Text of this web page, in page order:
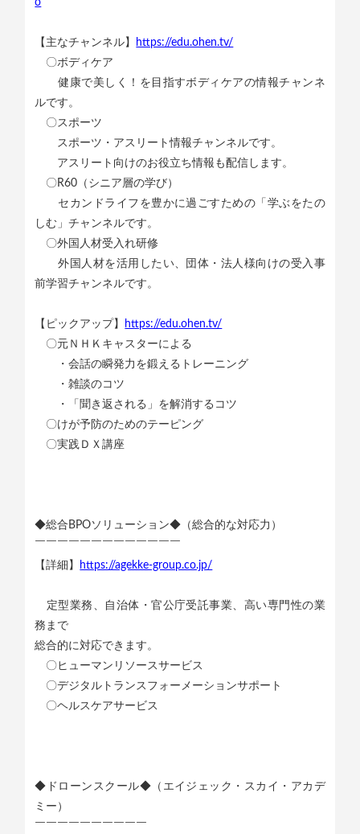
【主なチャンネル】
https://edu.ohen.tv/
〇ボディケア
健康で美しく！を目指すボディケアの情報チャンネ
ルです。
〇スポーツ
スポーツ・アスリート情報チャンネルです。
アスリート向けのお役立ち情報も配信します。
〇R60（シニア層の学び）
セカンドライフを豊かに過ごすための「学ぶをたの
しむ」チャンネルです。
〇外国人材受入れ研修
外国人材を活用したい、団体・法人様向けの受入事
前学習チャンネルです。
【ピックアップ】
https://edu.ohen.tv/
〇元ＮＨＫキャスターによる
・会話の瞬発力を鍛えるトレーニング
・雑談のコツ
・「聞き返される」を解消するコツ
〇けが予防のためのテーピング
〇実践ＤＸ講座
◆総合BPOソリューション◆（総合的な対応力）
￣￣￣￣￣￣￣￣￣￣￣￣￣
【詳細】
https://agekke-group.co.jp/
定型業務、自治体・官公庁受託事業、高い専門性の業
務まで
総合的に対応できます。
〇ヒューマンリソースサービス
〇デジタルトランスフォーメーションサポート
〇ヘルスケアサービス
◆ドローンスクール◆（エイジェック・スカイ・アカデ
ミー）
￣￣￣￣￣￣￣￣￣￣